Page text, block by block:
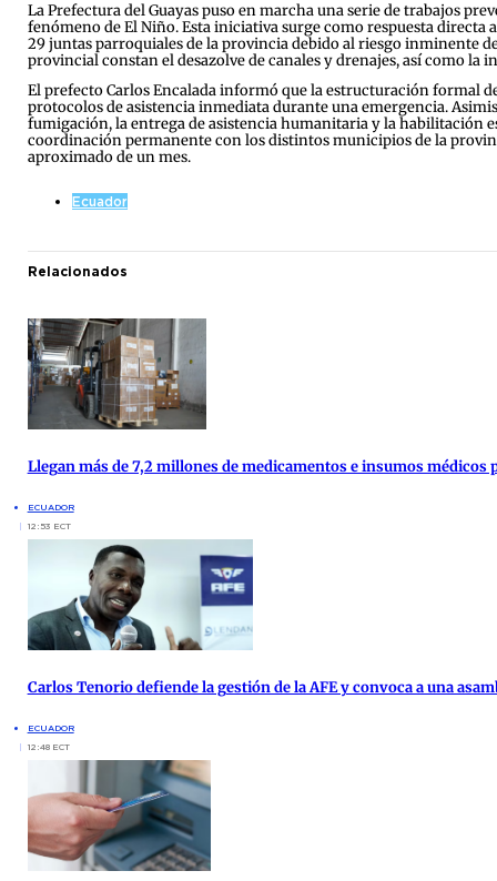
La Prefectura del Guayas puso en marcha una serie de trabajos
fenómeno de El Niño. Esta iniciativa surge como respuesta directa
29 juntas parroquiales de la provincia debido al riesgo inminente
provincial constan el desazolve de canales y drenajes, así como la
El prefecto Carlos Encalada informó que la estructuración formal
protocolos de asistencia inmediata durante una emergencia.
fumigación, la entrega de asistencia humanitaria y la habilitación
coordinación permanente con los distintos municipios de la
aproximado de un mes.
Ecuador
Relacionados
Llegan más de 7,2 millones de medicamentos e insumos médicos
ECUADOR
12:53 ECT
Carlos Tenorio defiende la gestión de la AFE y convoca a una
ECUADOR
12:48 ECT